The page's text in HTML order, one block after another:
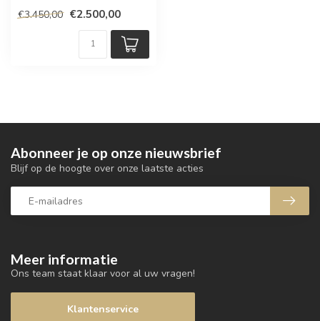
€3.450,00 €2.500,00
Meer informatie
Ons team staat klaar voor al uw vragen!
Klantenservice
Abonneer je op onze nieuwsbrief
Blijf op de hoogte over onze laatste acties